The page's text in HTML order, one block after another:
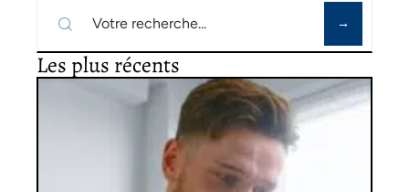
Les plus récents